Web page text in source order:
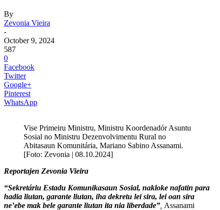
By
Zevonia Vieira
-
October 9, 2024
587
0
Facebook
Twitter
Google+
Pinterest
WhatsApp
Vise Primeiru Ministru, Ministru Koordenadór Asuntu
Sosial no Ministru Dezenvolvimentu Rural no
Abitasaun Komunitária, Mariano Sabino Assanami.
[Foto: Zevonia | 08.10.2024]
Reportajen Zevonia Vieira
“Sekretáriu Estadu Komunikasaun Sosial, nakloke nafatin para
hadia liutan, garante liutan, iha dekretu lei sira, lei oan sira
ne’ebe mak bele garante liutan ita nia liberdade” Assanami